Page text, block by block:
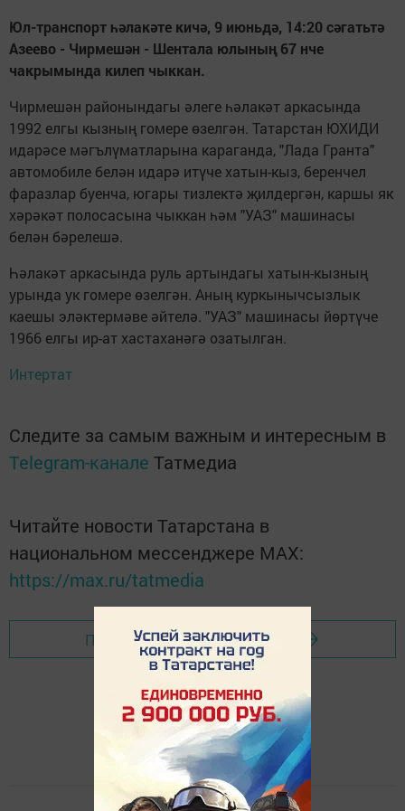
Юл-транспорт һәлакәте кичә, 9 июньдә, 14:20 сәгатьтә
Азеево - Чирмешән - Шентала юлының 67 нче
чакрымында килеп чыккан.
Чирмешән районындагы әлеге һәлакәт аркасында
1992 елгы кызның гомере өзелгән. Татарстан ЮХИДИ
идарәсе мәгълүматларына караганда, "Лада Гранта"
автомобиле белән идарә итүче хатын-кыз, беренчел
фаразлар буенча, югары тизлектә җилдергән, каршы як
хәрәкәт полосасына чыккан һәм "УАЗ" машинасы
белән бәрелешә.
Һәлакәт аркасында руль артындагы хатын-кызның
урында ук гомере өзелгән. Аның куркынычсызлык
каешы эләктермәве әйтелә. "УАЗ" машинасы йөртүче
1966 елгы ир-ат хастаханәгә озатылган.
Интертат
Следите за самым важным и интересным в
Telegram-канале Татмедиа
Читайте новости Татарстана в
национальном мессенджере MАХ:
https://max.ru/tatmedia
Перейти на страницу новости